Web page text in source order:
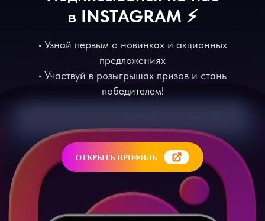
в INSTAGRAM ⚡️
• Узнай первым о новинках и акционных
предложениях
• Участвуй в розыгрышах призов и стань
победителем!